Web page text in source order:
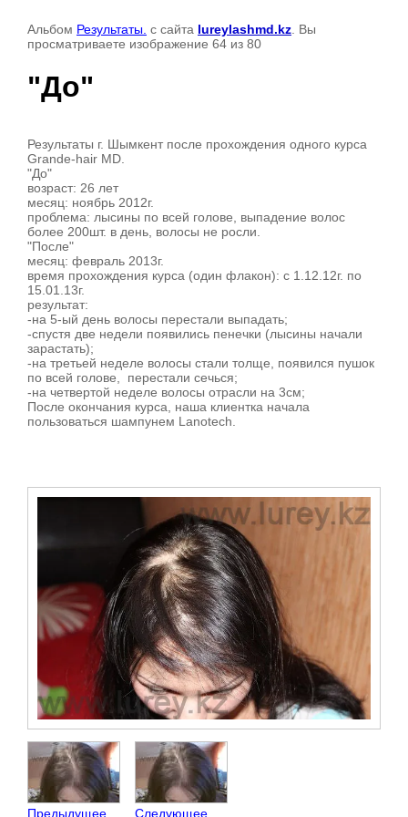
Альбом Результаты. с сайта lureylashmd.kz . Вы
просматриваете изображение 64 из 80
"До"
Результаты г. Шымкент после прохождения одного курса
Grande-hair MD.
"До"
возраст: 26 лет
месяц: ноябрь 2012г.
проблема: лысины по всей голове, выпадение волос
более 200шт. в день, волосы не росли.
"После"
месяц: февраль 2013г.
время прохождения курса (один флакон): с 1.12.12г. по
15.01.13г.
результат:
-на 5-ый день волосы перестали выпадать;
-спустя две недели появились пенечки (лысины начали
зарастать);
-на третьей неделе волосы стали толще, появился пушок
по всей голове, перестали сечься;
-на четвертой неделе волосы отрасли на 3см;
После окончания курса, наша клиентка начала
пользоваться шампунем Lanotech.
Предыдущее Следующее